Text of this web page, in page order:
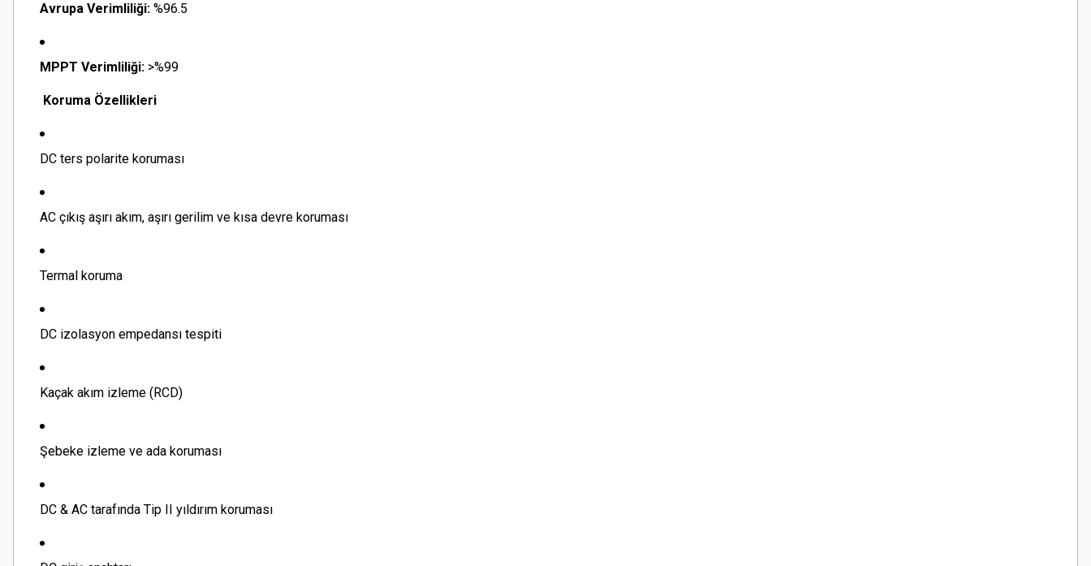
Avrupa Verimliliği: %96.5
MPPT Verimliliği: >%99
Koruma Özellikleri
DC ters polarite koruması
AC çıkış aşırı akım, aşırı gerilim ve kısa devre koruması
Termal koruma
DC izolasyon empedansı tespiti
Kaçak akım izleme (RCD)
Şebeke izleme ve ada koruması
DC & AC tarafında Tip II yıldırım koruması